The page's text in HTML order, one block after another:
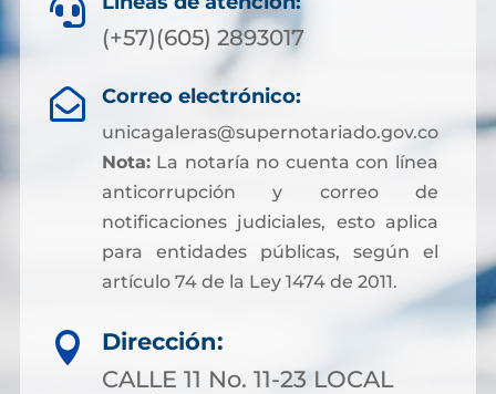

(+57)(605) 2893017
 Correo electrónico:
unicagaleras@supernotariado.gov.co
Nota:La notaría no cuenta con línea
anticorrupción y correo de
notificaciones judiciales, esto aplica
para entidades públicas, según el
artículo 74 de la Ley 1474 de 2011.

Dirección:
CALLE 11 No. 11-23 LOCAL